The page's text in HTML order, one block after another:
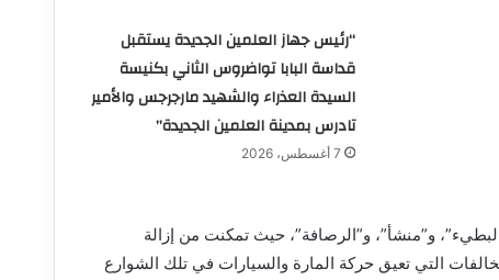
“رئيس جهاز العلمين الجديدة يستقبل
قداسة البابا تواضروس الثاني بكنيسة
السيدة العذراء والشهيد مارجرجس والأمير
تادرس بمدينة العلمين الجديدة”
7 أغسطس، 2026
و”منشأ”، و”الرصافة”، حيث تمكنت من إزالة
التي تعيق حركة المارة والسيارات في تلك الشوارع